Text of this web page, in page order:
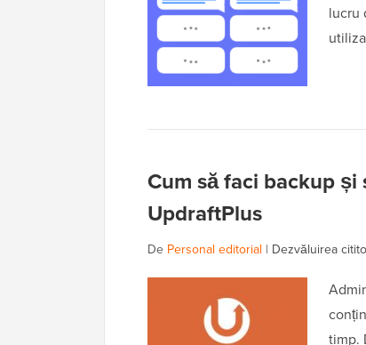
lucru
Cum să faci backup
UpdraftPlus
De Personal editorial | Dezvăluirea
timp.